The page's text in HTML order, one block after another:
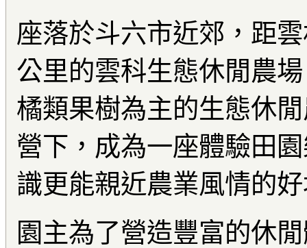
座落於斗六市近郊，距
公里的雲科生態休閒農
橘類果樹為主的生態休
營下，成為一座體驗田
識更能親近農業風情的
園主為了營造豐富的休